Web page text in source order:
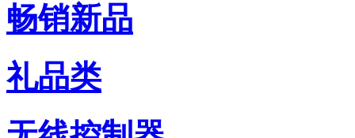
畅销新品
礼品类